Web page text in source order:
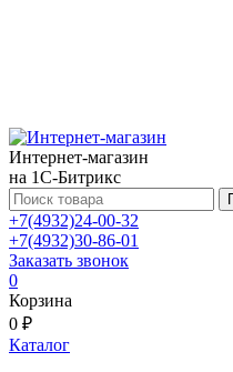
Интернет-магазин
на 1С-Битрикс
+7(4932)24-00-32
+7(4932)30-86-01
Заказать звонок
0
Корзина
0 ₽
Каталог